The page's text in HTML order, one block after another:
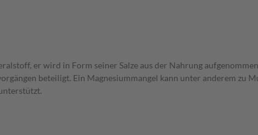
er wird in Form seiner Salze aus der Nahrung
beteiligt. Ein Magnesiummangel kann unter anderem zu